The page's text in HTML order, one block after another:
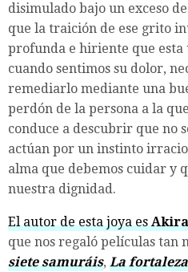
disimulado bajo un exceso
que la traición de ese grito
profunda e hiriente que esta
cuando sentimos su dolor,
remediarlo mediante una
perdón de la persona a la
conduce a descubrir que no
actúan por un instinto
alma que debemos cuidar y
nuestra dignidad.
El autor de esta joya es
que nos regaló películas tan
siete samuráis, La